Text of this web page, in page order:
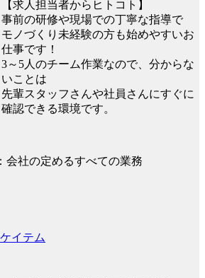
【求人担当者からヒトコト】
事前の研修や現場での丁寧な指導で
モノづくり未経験の方も始めやすいお
仕事です！
3～5人のチーム作業なので、分からな
いことは
先輩スタッフさんや社員さんにすぐに
確認できる環境です。
会社の定めるすべての業務
イテム